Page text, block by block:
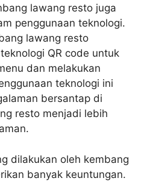
lawang resto juga
penggunaan teknologi.
lawang resto
QR code untuk
dan melakukan
teknologi ini
bersantap di
resto menjadi lebih
dilakukan oleh kembang
banyak keuntungan.